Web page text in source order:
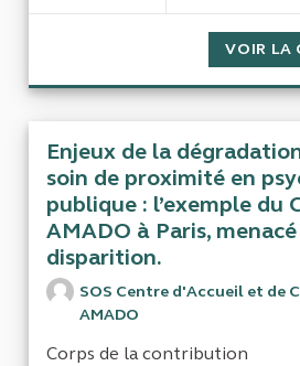
VOIR LA
Enjeux de la
soin de proximité en
publique : l’exemple du
AMADO à Paris,
disparition.
SOS Centre d'Accueil et de
AMADO
Corps de la contribution